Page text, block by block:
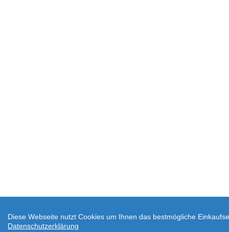
Diese Webseite nutzt Cookies um Ihnen das bestmögliche
Datenschutzerklärung